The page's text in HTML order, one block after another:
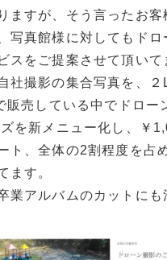
ますが、そう言ったお客
写真館様に対してもドロ
スをご提案させて頂いて
社撮影の集合写真を、２
販売している中でドロー
を新メニュー化し、￥
ト、全体の2割程度を占
ます。
業アルバムのカットにも